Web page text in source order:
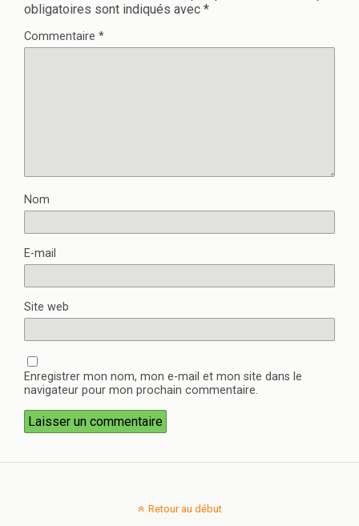
obligatoires sont indiqués avec *
Commentaire *
Nom
E-mail
Site web
Enregistrer mon nom, mon e-mail et mon site dans le
navigateur pour mon prochain commentaire.
Retour au début